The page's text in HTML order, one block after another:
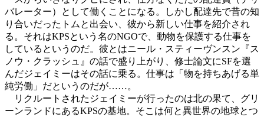
バレーター）として働くことになる。しかし配達先で昔の知
り合いだったトムと出会い、彼から新しい仕事を紹介され
る。それはKPSという名のNGOで、動物を保護する仕事を
しているというのだ。彼とはニール・スティーヴンスン『ス
ノウ・クラッシュ』の話で盛り上がり、修士論文にSFを選
んだジェイミーはその話に乗る。仕事は「物を持ちあげる単
純労働」だというのだが……。
リクルートされたジェイミーが行ったのは北の果て、グリ
ーンランドにあるKPSの基地。そこは何と異世界の地球とつ